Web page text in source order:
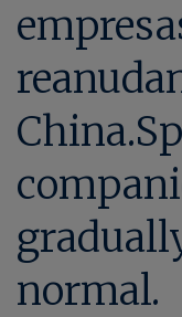
normal.